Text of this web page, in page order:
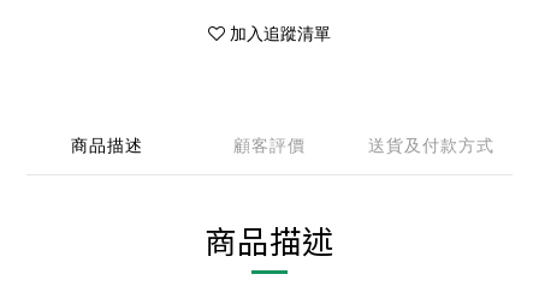
加入追蹤清單
商品描述 顧客評價 送貨及付款方式
商品描述